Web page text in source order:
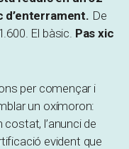
d’enterrament. De
El bàsic. Pas xic
per començar i
un oxímoron:
l’anunci de
evident que